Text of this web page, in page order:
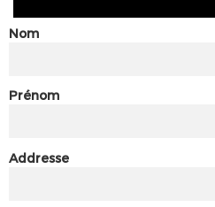
Nom
Prénom
Addresse